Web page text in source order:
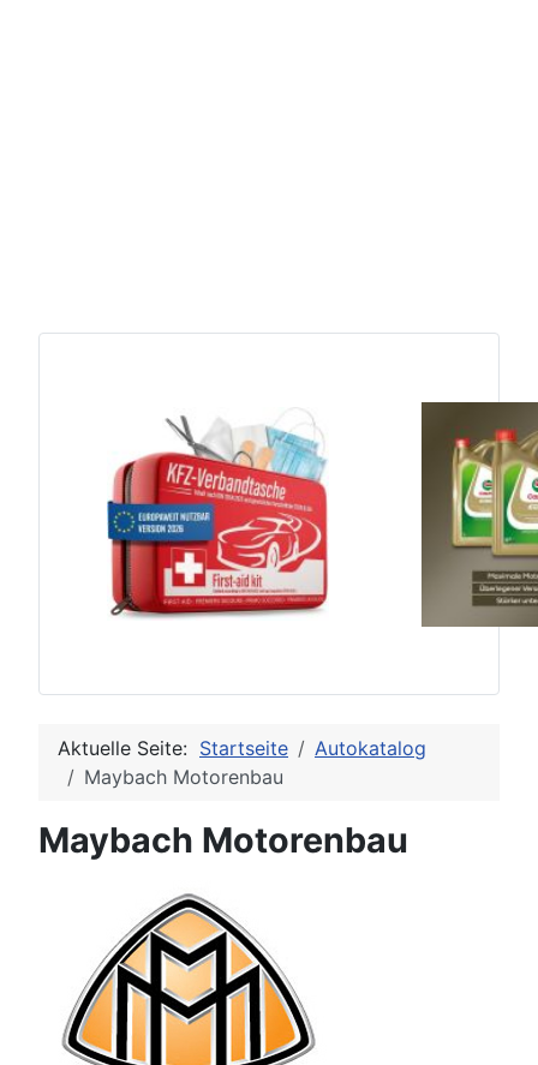
Aktuelle Seite: Startseite
Autokatalog
Maybach Motorenbau
Maybach Motorenbau